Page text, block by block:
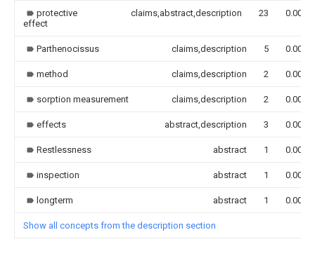
protective
effect
claims,abstract,description 23 0.000
Parthenocissus claims,description 5 0.000
method claims,description 2 0.000
sorption measurement claims,description 2 0.000
effects abstract,description 3 0.000
Restlessness abstract 1 0.000
inspection abstract 1 0.000
longterm abstract 1 0.000
Show all concepts from the description section